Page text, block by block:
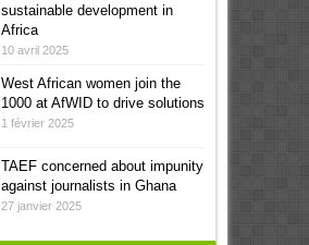
sustainable development in
Africa
10 avril 2025
West African women join the
1000 at AfWID to drive solutions
1 février 2025
TAEF concerned about impunity
against journalists in Ghana
27 janvier 2025